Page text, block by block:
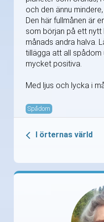
och den ännu
Den här fullmånen är
som början på ett nytt
månads andra halva.
tillägga att all spådom
mycket positiva.
Med ljus och lycka i
Spådom
I örternas värld